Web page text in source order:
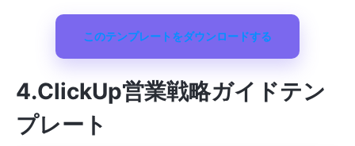
このテンプレートをダウンロードする
4.ClickUp営業戦略ガイドテン
プレート